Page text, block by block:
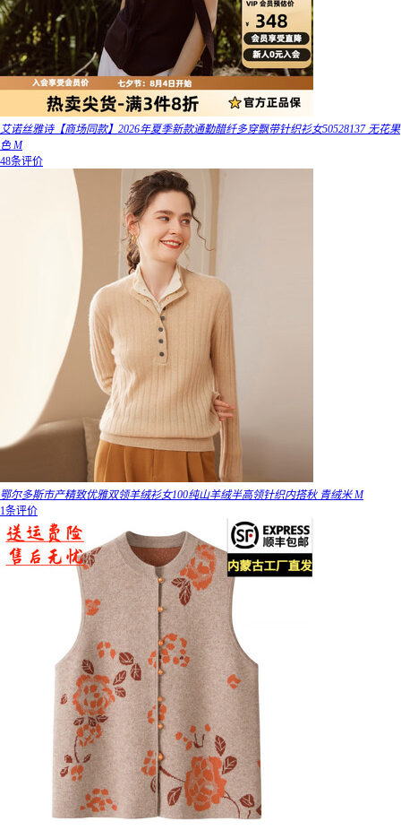
艾诺丝雅诗【商场同款】2026年夏季新款通勤醋纤多穿飘带针织衫女50528137 无花果
色 M
48条评价
鄂尔多斯市产精致优雅双领羊绒衫女100纯山羊绒半高领针织内搭秋 青绒米 M
1条评价